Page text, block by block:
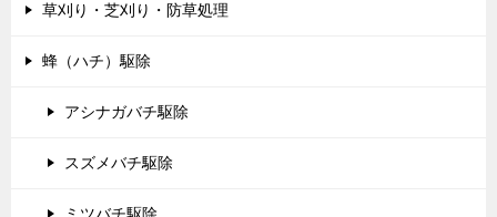
草刈り・芝刈り・防草処理
蜂（ハチ）駆除
アシナガバチ駆除
スズメバチ駆除